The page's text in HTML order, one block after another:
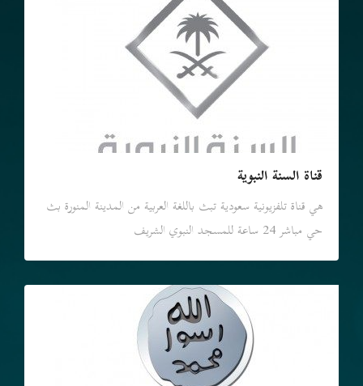
قناة السنة النبوية
هي قناة تلفزيونية سعودية تبث باللغة العربية من المدينة المنورة بث
حي مباشر 24 ساعة للمسجد النبوي الشريف